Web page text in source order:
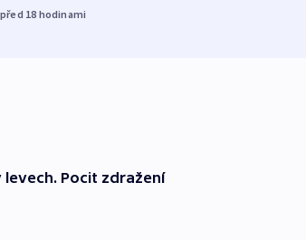
před 18 hodinami
levech. Pocit zdražení